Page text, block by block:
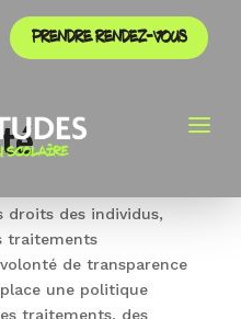
PRENDRE RENDEZ-VOUS
a
droits des individus,
traitements
de transparence
une politique
traitements, des